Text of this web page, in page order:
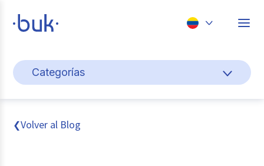
Perú
Categorías
Cultura y bienestar laboral
Gestión de personas
❮Volver al Blog